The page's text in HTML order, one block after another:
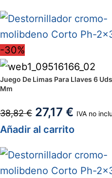
-30%
Juego De Limas Para Llaves 6
Mm
38,82€ 27,17 € IVA no
Añadir al carrito